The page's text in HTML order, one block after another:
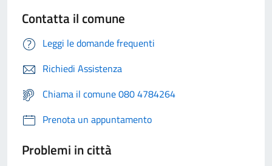
Contatta il comune
Leggi le domande frequenti
Richiedi Assistenza
Chiama il comune 080 4784264
Prenota un appuntamento
Problemi in città